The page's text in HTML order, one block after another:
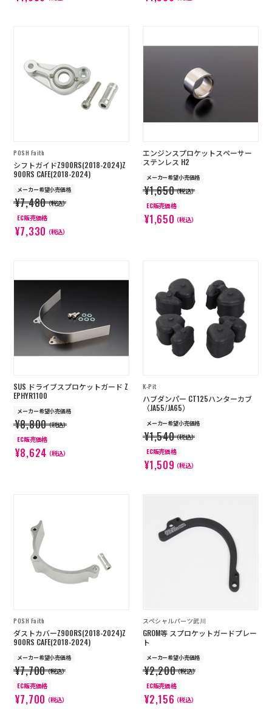
POSH Faith
シフトガイドZ900RS(2018-2024)Z
900RS CAFE(2018-2024)
メーカー希望小売価格
¥7,480（税込）
EC販売価格
¥7,330（税込）
エンジンスプロケットスペーサー
ステンレス H2
メーカー希望小売価格
¥1,650（税込）
EC販売価格
¥1,650（税込）
SUS ドライブスプロケットガード Z
EPHYR1100
メーカー希望小売価格
¥8,800（税込）
EC販売価格
¥8,624（税込）
K-Pit
ハブダンパー CT125ハンターカブ
（JA55/JA65）
メーカー希望小売価格
¥1,540（税込）
EC販売価格
¥1,509（税込）
POSH Faith
ダストカバーZ900RS(2018-2024)Z
900RS CAFE(2018-2024)
メーカー希望小売価格
¥7,700（税込）
EC販売価格
¥7,700（税込）
スペシャルパーツ武川
GROM等 スプロケットガードプレー
ト
メーカー希望小売価格
¥2,200（税込）
EC販売価格
¥2,156（税込）